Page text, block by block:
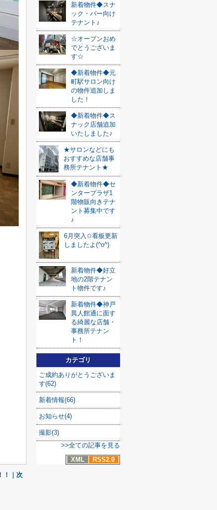
！｜次
新着物件◆スナ
ック・バー向け
テナント♪
☆オープンおめ
でとうございま
す☆
◆新着物件◆元
町駅サロン向け
の物件追加しま
した！
◆新着物件◆ス
ナック店舗追加
いたしました♪
★サロンなどにも
おすすめな店舗事
務所テナント★
◆新着物件◆セ
ンタープラザ1
階物販向きテナ
ント募集中です
♪
6月突入✩看板更新
しましたよ(^o^)
新着物件◆好立
地の2階テナン
ト物件です♪
新着物件◆神戸
異人館通に面す
る綺麗な店舗・
事務所テナン
ト！
カテゴリ
ご成約ありがとうございま
す(62)
新着情報(66)
お知らせ(4)
撮影(3)
>>全ての記事を見る
XML
RSS2.0